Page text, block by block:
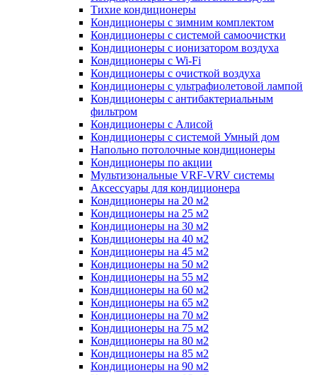
Тихие кондиционеры
Кондиционеры с зимним комплектом
Кондиционеры с системой самоочистки
Кондиционеры с ионизатором воздуха
Кондиционеры с Wi-Fi
Кондиционеры с очисткой воздуха
Кондиционеры с ультрафиолетовой лампой
Кондиционеры с антибактериальным
фильтром
Кондиционеры с Алисой
Кондиционеры с системой Умный дом
Напольно потолочные кондиционеры
Кондиционеры по акции
Мультизональные VRF-VRV системы
Аксессуары для кондиционера
Кондиционеры на 20 м2
Кондиционеры на 25 м2
Кондиционеры на 30 м2
Кондиционеры на 40 м2
Кондиционеры на 45 м2
Кондиционеры на 50 м2
Кондиционеры на 55 м2
Кондиционеры на 60 м2
Кондиционеры на 65 м2
Кондиционеры на 70 м2
Кондиционеры на 75 м2
Кондиционеры на 80 м2
Кондиционеры на 85 м2
Кондиционеры на 90 м2